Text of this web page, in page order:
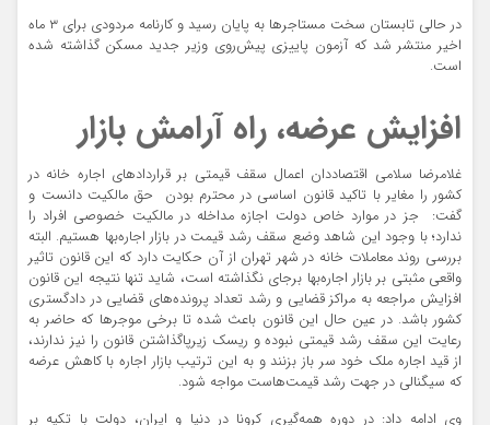
در حالی تابستان سخت مستاجرها به پایان رسید و کارنامه مردودی برای ۳ ماه
اخیر منتشر شد که آزمون پاییزی پیش‌‌روی وزیر جدید مسکن گذاشته شده
است.
افزایش عرضه، راه آرامش بازار
غلامرضا سلامی اقتصاددان اعمال سقف قیمتی بر قراردادهای اجاره خانه در
کشور را مغایر با تاکید قانون اساسی در محترم بودن حق مالکیت دانست و
گفت: ‌‌ جز در موارد خاص دولت اجازه مداخله در مالکیت خصوصی افراد را
ندارد؛ با وجود این شاهد وضع سقف رشد قیمت در بازار اجاره‌‌بها هستیم. البته
بررسی روند معاملات خانه در شهر تهران از آن حکایت دارد که این قانون تاثیر
واقعی مثبتی بر بازار اجاره‌‌بها برجای نگذاشته است، شاید تنها نتیجه این قانون
افزایش مراجعه به مراکز قضایی و رشد تعداد پرونده‌‌های قضایی در دادگستری
کشور باشد. در عین حال این قانون باعث شده تا برخی موجرها که حاضر به
رعایت این سقف رشد قیمتی نبوده و ریسک زیرپاگذاشتن قانون را نیز ندارند،
از قید اجاره ملک خود سر باز بزنند و به این ترتیب بازار اجاره با کاهش عرضه
که سیگنالی در جهت رشد قیمت‌هاست مواجه شود.
وی ادامه داد: در دوره همه‌گیری کرونا در دنیا و ایران، دولت با تکیه بر